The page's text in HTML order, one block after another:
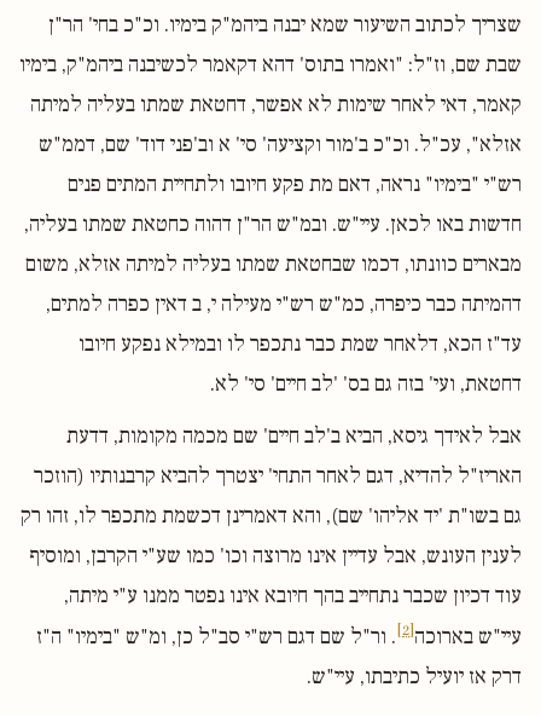
שצריך לכתוב השיעור שמא יבנה ביהמ"ק בימיו. וכ"כ בחי' הר"ן
שבת שם, וז"ל: "ואמרו בתוס' דהא דקאמר לכשיבנה ביהמ"ק, בימיו
קאמר, דאי לאחר שימות לא אפשר, דחטאת שמתו בעליה למיתה
אזלא", עכ"ל. וכ"כ ב'מור וקציעה' סי' א וב'פני דוד' שם, דממ"ש
רש"י "בימיו" נראה, דאם מת פקע חיובו ולתחיית המתים פנים
חדשות באו לכאן. עיי"ש. ובמ"ש הר"ן דהוה כחטאת שמתו בעליה,
מבארים כוונתו, דכמו שבחטאת שמתו בעליה למיתה אזלא, משום
דהמיתה כבר כיפרה, כמ"ש רש"י מעילה י, ב דאין כפרה למתים,
עד"ז הכא, דלאחר שמת כבר נתכפר לו ובמילא נפקע חיובו
דחטאת, ועי' בזה גם בס' 'לב חיים' סי' לא.
אבל לאידך גיסא, הביא ב'לב חיים' שם מכמה מקומות, דדעת
האריז"ל להדיא, דגם לאחר התחי' יצטרך להביא קרבנותיו (הוזכר
גם בשו"ת 'יד אליהו' שם), והא דאמרינן דכשמת מתכפר לו, זהו רק
לענין העונש, אבל עדיין אינו מרוצה וכו' כמו שע"י הקרבן, ומוסיף
עוד דכיון שכבר נתחייב בהך חיובא אינו נפטר ממנו ע"י מיתה,
עיי"ש בארוכה[2]
. ור"ל שם דגם רש"י סב"ל כן, ומ"ש "בימיו" ה"ז
דרק אז יועיל כתיבתו, עיי"ש.